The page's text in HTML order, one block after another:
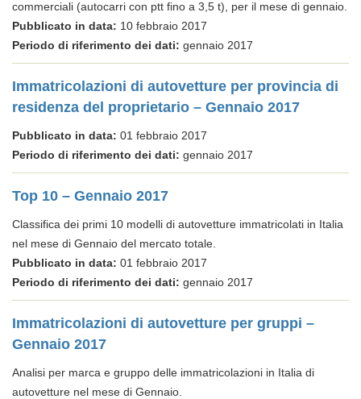
commerciali (autocarri con ptt fino a 3,5 t), per il mese di gennaio.
Pubblicato in data: 10 febbraio 2017
Periodo di riferimento dei dati: gennaio 2017
Immatricolazioni di autovetture per provincia di
residenza del proprietario – Gennaio 2017
Pubblicato in data: 01 febbraio 2017
Periodo di riferimento dei dati: gennaio 2017
Top 10 – Gennaio 2017
Classifica dei primi 10 modelli di autovetture immatricolati in Italia
nel mese di Gennaio del mercato totale.
Pubblicato in data: 01 febbraio 2017
Periodo di riferimento dei dati: gennaio 2017
Immatricolazioni di autovetture per gruppi –
Gennaio 2017
Analisi per marca e gruppo delle immatricolazioni in Italia di
autovetture nel mese di Gennaio.